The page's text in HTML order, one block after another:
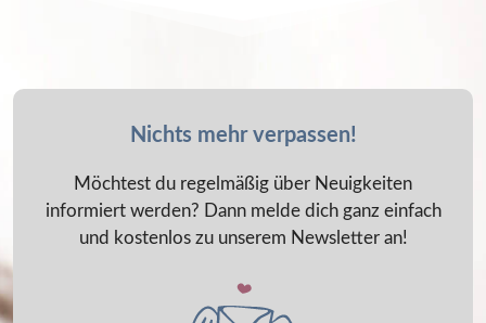
Nichts mehr verpassen!
Möchtest du regelmäßig über Neuigkeiten
informiert werden? Dann melde dich ganz einfach
und kostenlos zu unserem Newsletter an!